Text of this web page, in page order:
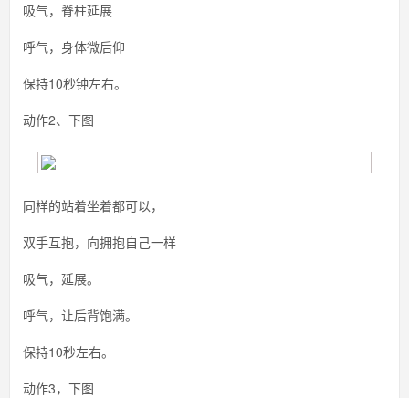
吸气，脊柱延展
呼气，身体微后仰
保持10秒钟左右。
动作2、下图
同样的站着坐着都可以，
双手互抱，向拥抱自己一样
吸气，延展。
呼气，让后背饱满。
保持10秒左右。
动作3，下图